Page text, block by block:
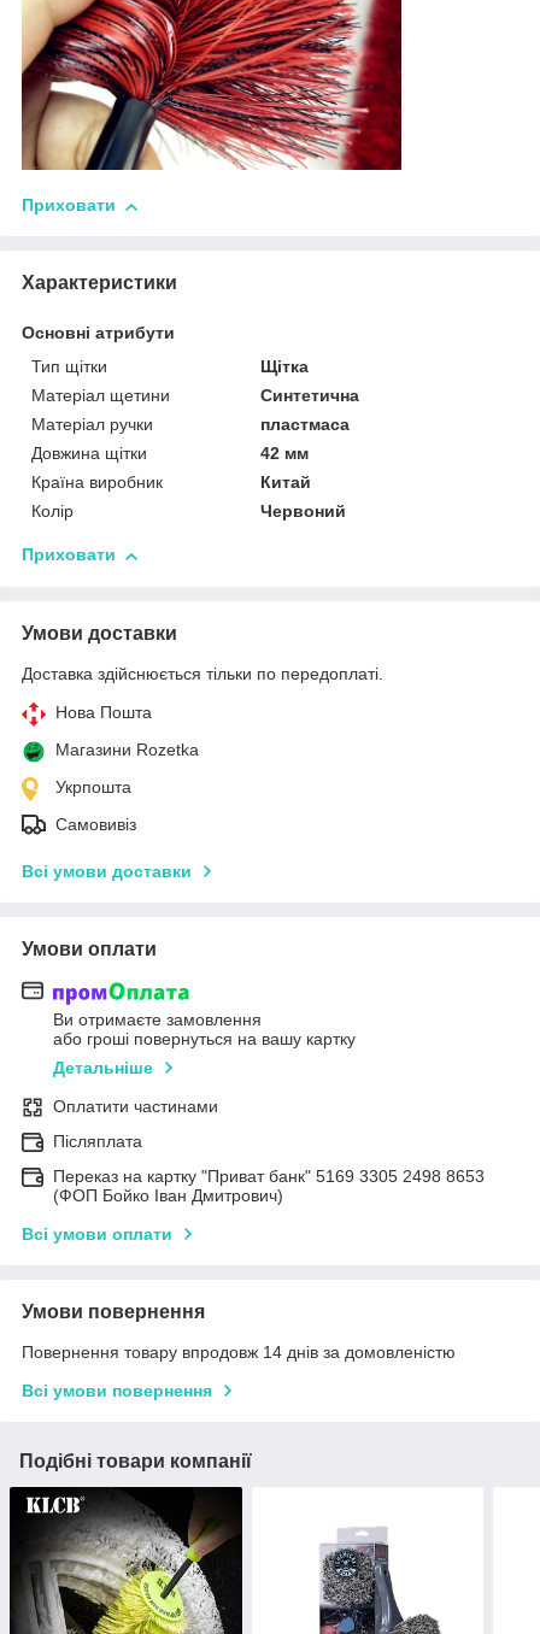
Приховати
Характеристики
Основні атрибути
Тип щітки
Щітка
Матеріал щетини
Синтетична
Матеріал ручки
пластмаса
Довжина щітки
42 мм
Країна виробник
Китай
Колір
Червоний
Приховати
Умови доставки
Доставка здійснюється тільки по передоплаті.
Нова Пошта
Магазини Rozetka
Укрпошта
Самовивіз
Всі умови доставки
Умови оплати
Ви отримаєте замовлення
або гроші повернуться на вашу картку
Детальніше
Оплатити частинами
Післяплата
Переказ на картку "Приват банк" 5169 3305 2498 8653
(ФОП Бойко Іван Дмитрович)
Всі умови оплати
Умови повернення
Повернення товару впродовж 14 днів за домовленістю
Всі умови повернення
Подібні товари компанії